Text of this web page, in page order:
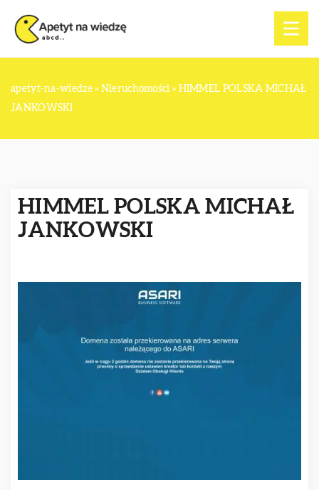
apetyt-na-wiedze» Nieruchomości » HIMMEL POLSKA MICHAŁ
JANKOWSKI
HIMMEL POLSKA MICHAŁ
JANKOWSKI